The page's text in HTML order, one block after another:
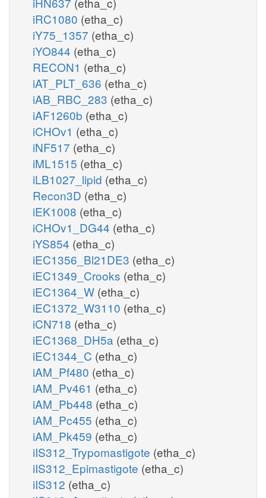
iRC1080 (etha_c)
iY75_1357 (etha_c)
iYO844 (etha_c)
RECON1 (etha_c)
iAT_PLT_636 (etha_c)
iAB_RBC_283 (etha_c)
iAF1260b (etha_c)
iCHOv1 (etha_c)
iNF517 (etha_c)
iML1515 (etha_c)
iLB1027_lipid (etha_c)
Recon3D (etha_c)
iEK1008 (etha_c)
iCHOv1_DG44 (etha_c)
iYS854 (etha_c)
iEC1356_Bl21DE3 (etha_c)
iEC1349_Crooks (etha_c)
iEC1364_W (etha_c)
iEC1372_W3110 (etha_c)
iCN718 (etha_c)
iEC1368_DH5a (etha_c)
iEC1344_C (etha_c)
iAM_Pf480 (etha_c)
iAM_Pv461 (etha_c)
iAM_Pb448 (etha_c)
iAM_Pc455 (etha_c)
iAM_Pk459 (etha_c)
iIS312_Trypomastigote (etha_c)
iIS312_Epimastigote (etha_c)
iIS312 (etha_c)